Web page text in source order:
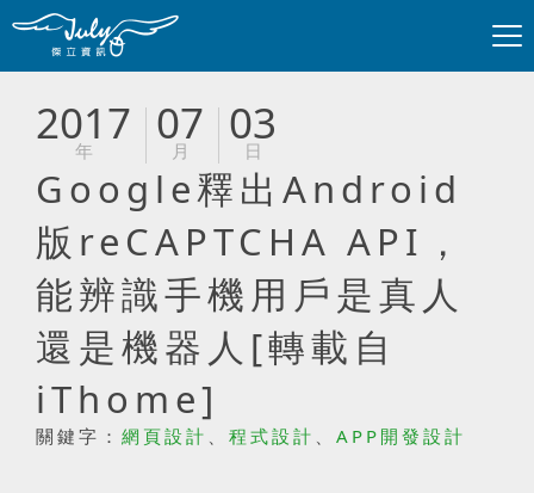
2017
年 07
月 03
日
Google釋出Android
版reCAPTCHA API，
能辨識手機用戶是真人
還是機器人[轉載自
iThome]
關鍵字： 網頁設計 、 程式設計 、 APP開發設計